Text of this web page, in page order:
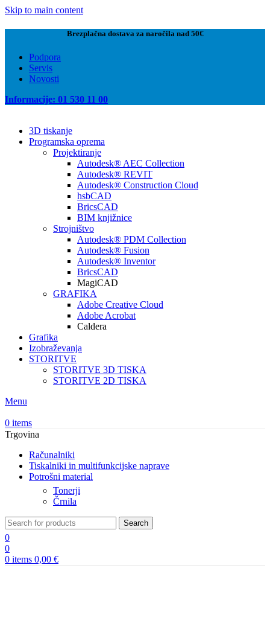
Skip to main content
Brezplačna dostava za naročila nad 50€
Podpora
Servis
Novosti
Informacije: 01 530 11 00
3D tiskanje
Programska oprema
Projektiranje
Autodesk® AEC Collection
Autodesk® REVIT
Autodesk® Construction Cloud
hsbCAD
BricsCAD
BIM knjižnice
Strojništvo
Autodesk® PDM Collection
Autodesk® Fusion
Autodesk® Inventor
BricsCAD
MagiCAD
GRAFIKA
Adobe Creative Cloud
Adobe Acrobat
Caldera
Grafika
Izobraževanja
STORITVE
STORITVE 3D TISKA
STORITVE 2D TISKA
Menu
0 items
Trgovina
Računalniki
Tiskalniki in multifunkcijske naprave
Potrošni material
Tonerji
Črnila
Search
0
0
0 items 0,00 €